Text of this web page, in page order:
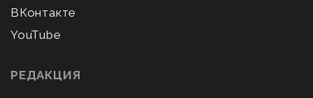
ВКонтакте
YouTube
РЕДАКЦИЯ